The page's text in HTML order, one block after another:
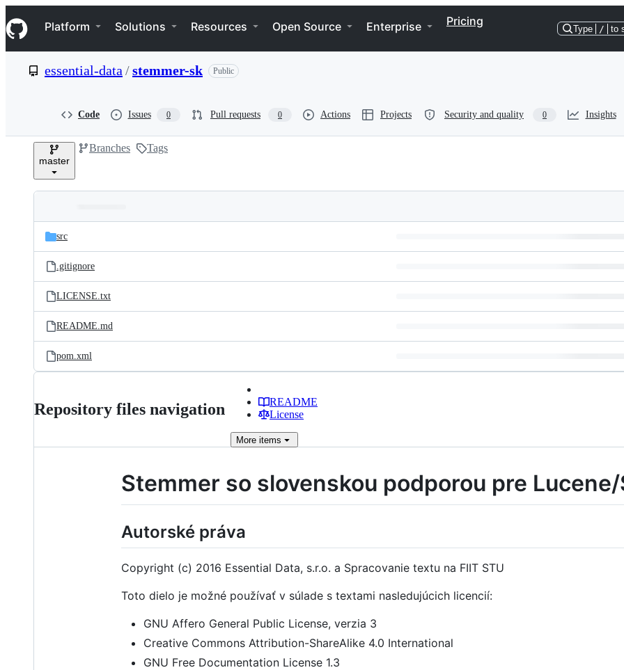
k
i
p
e
Navigation Menu
Platform Solutions Resources Open Source Enterprise Pricing
Type / to
essential-data /stemmer-sk Public
Code Issues 0 Pull requests 0 Actions Projects Security and quality 0 Insights
master
Branches Tags
and
files
Latest
commit
src
.gitignore
LICENSE.txt
README.md
pom.xml
Repository files navigation
README
License
More items
Stemmer so slovenskou podporou pre Lucene/
Autorské práva
Copyright (c) 2016 Essential Data, s.r.o. a Spracovanie textu na FIIT STU
Toto dielo je možné používať v súlade s textami nasledujúcich licencií:
GNU Affero General Public License, verzia 3
Creative Commons Attribution-ShareAlike 4.0 International
GNU Free Documentation License 1.3